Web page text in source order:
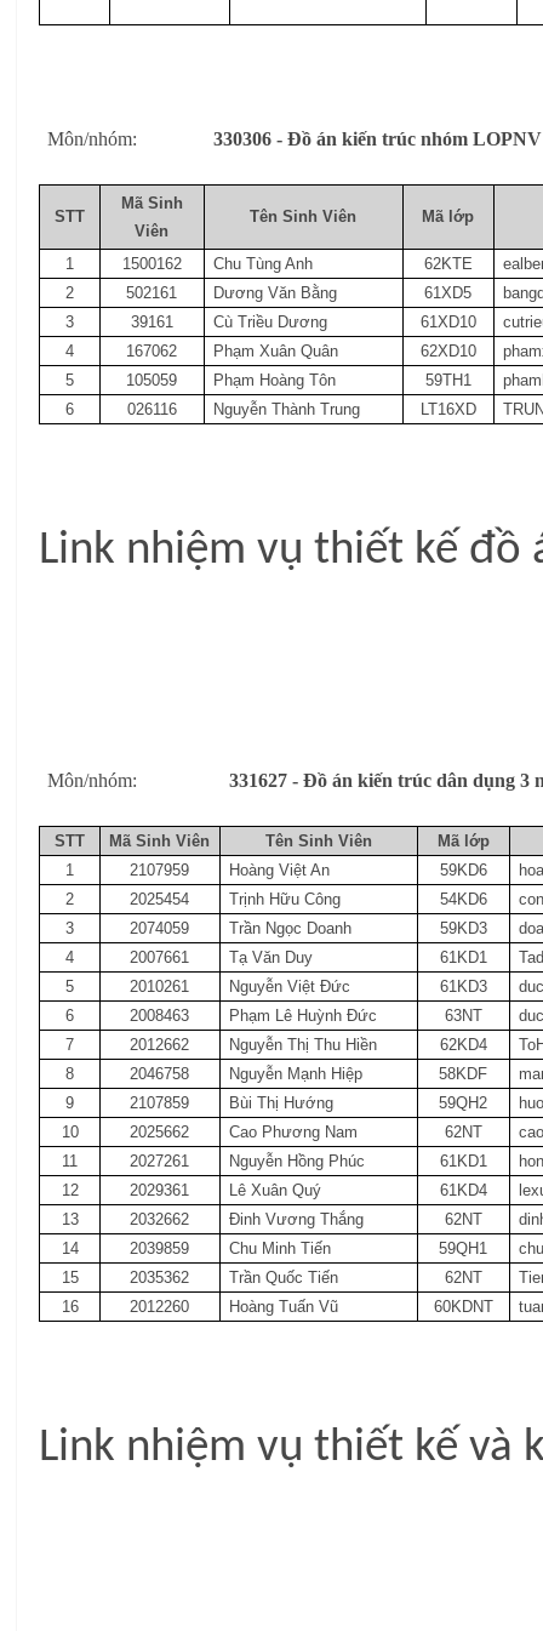
Môn/nhóm: 330306 - Đồ án kiến trúc nhóm
STT
Mã Sinh
Viên
Tên Sinh Viên Mã lớp
1 1500162 Chu Tùng Anh 62KTE
2
502161 Dương Văn Bằng 61XD5
3
39161 Cù Triều Dương 61XD10
4
167062 Phạm Xuân Quân 62XD10
5
105059 Phạm Hoàng Tôn 59TH1
6
026116 Nguyễn Thành Trung LT16XD
Link nhiệm vụ thiết kế đồ
Môn/nhóm: 331627 - Đồ án kiến trúc dân dụng 3
STT Mã Sinh Viên Tên Sinh Viên
Mã lớp
1
2107959 Hoàng Việt An 59KD6
2
2025454 Trịnh Hữu Công 54KD6
3
2074059 Trần Ngọc Doanh 59KD3
4
2007661 Tạ Văn Duy 61KD1
5
2010261 Nguyễn Việt Đức 61KD3
6
2008463 Phạm Lê Huỳnh Đức 63NT
7
2012662 Nguyễn Thị Thu Hiền 62KD4
8
2046758 Nguyễn Mạnh Hiệp 58KDF
9
2107859 Bùi Thị Hướng 59QH2
10
2025662 Cao Phương Nam 62NT
11
2027261 Nguyễn Hồng Phúc 61KD1
12
2029361 Lê Xuân Quý 61KD4
13
2032662 Đinh Vương Thắng 62NT
14
2039859 Chu Minh Tiến 59QH1
15
2035362 Trần Quốc Tiến 62NT
16
2012260 Hoàng Tuấn Vũ 60KDNT
Link nhiệm vụ thiết kế